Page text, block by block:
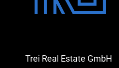
Trei Real Estate GmbH